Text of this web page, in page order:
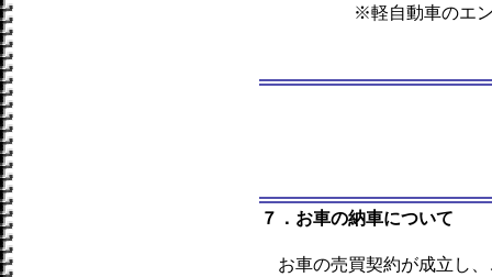
※軽自動車のエ
７．お車の納車について
お車の売買契約が成立し